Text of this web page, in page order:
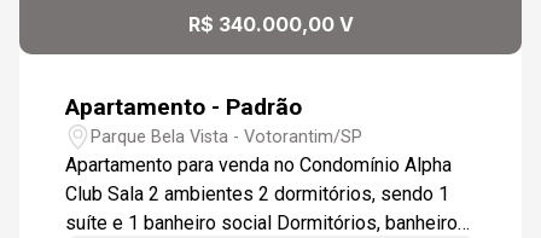
12:30
13:00
R$ 340.000,00 V
Apartamento - Padrão
Parque Bela Vista - Votorantim/SP
Apartamento para venda no Condomínio Alpha
Club Sala 2 ambientes 2 dormitórios, sendo 1
suíte e 1 banheiro social Dormitórios, banheiros